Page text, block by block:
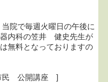
院で毎週火曜日の午後に
内科の笠井 健史先生が
無料となっておりますの
民 公開講座 ]